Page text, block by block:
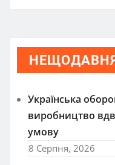
Українська
виробництво
умову
8 Серпня, 2026